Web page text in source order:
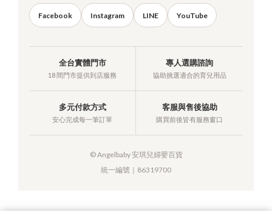
Facebook Instagram LINE YouTube
全台實體門市
18 間門市提供到店服務
專人選購諮詢
協助挑選適合的育兒用品
多元付款方式
安心完成每一筆訂單
客服與售後協助
購買前後皆有服務窗口
© Angelbaby 安琪兒婦嬰百貨
統一編號｜86319700